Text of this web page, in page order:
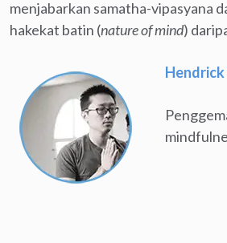
menjabarkan samatha-vipasyana
hakekat batin (nature of mind)